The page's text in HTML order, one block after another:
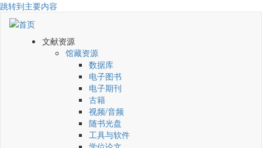
跳转到主要内容
文献资源
馆藏资源
数据库
电子图书
电子期刊
古籍
视频/音频
随书光盘
工具与软件